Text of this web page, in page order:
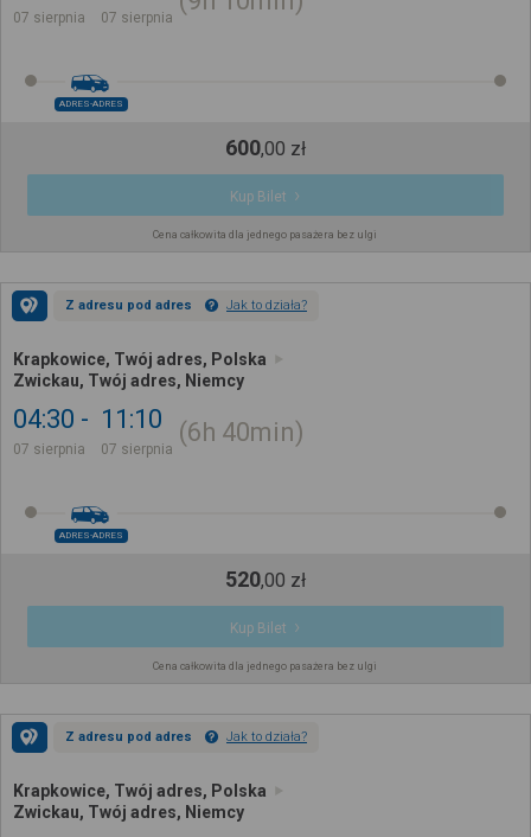
07 sierpnia 07 sierpnia
ADRES-ADRES
600,00 zł
Kup Bilet
Cena całkowita dla jednego pasażera bez ulgi
Z adresu pod adres Jak to działa?
Krapkowice, Twój adres, Polska
Zwickau, Twój adres, Niemcy
04:30
07 sierpnia
11:10
07 sierpnia
6h 40min
ADRES-ADRES
520,00 zł
Kup Bilet
Cena całkowita dla jednego pasażera bez ulgi
Z adresu pod adres Jak to działa?
Krapkowice, Twój adres, Polska
Zwickau, Twój adres, Niemcy